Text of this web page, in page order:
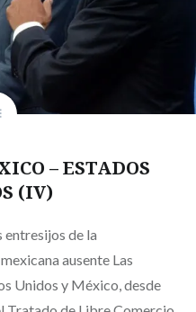
– ESTADOS
(IV)
entresijos de la
ausente Las
Unidos y México, desde